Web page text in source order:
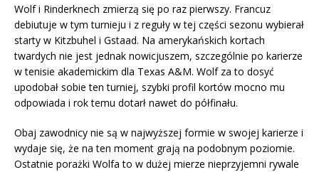
Wolf i Rinderknech zmierzą się po raz pierwszy. Francuz
debiutuje w tym turnieju i z reguły w tej części sezonu wybierał
starty w Kitzbuhel i Gstaad. Na amerykańskich kortach
twardych nie jest jednak nowicjuszem, szczególnie po karierze
w tenisie akademickim dla Texas A&M. Wolf za to dosyć
upodobał sobie ten turniej, szybki profil kortów mocno mu
odpowiada i rok temu dotarł nawet do półfinału.
Obaj zawodnicy nie są w najwyższej formie w swojej karierze i
wydaje się, że na ten moment grają na podobnym poziomie.
Ostatnie porażki Wolfa to w dużej mierze nieprzyjemni rywale